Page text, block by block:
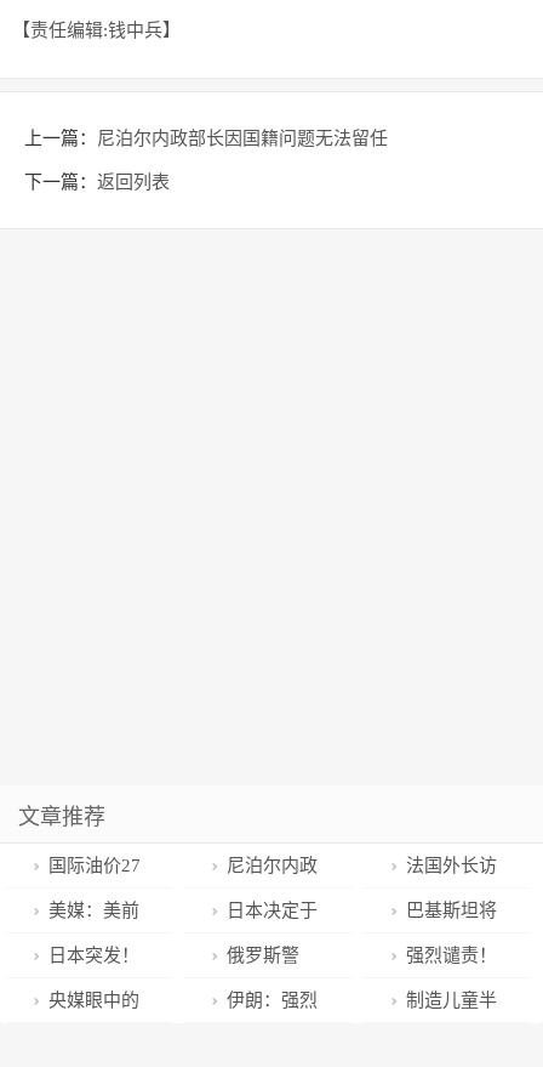
【责任编辑:钱中兵】
上一篇： 尼泊尔内政部长因国籍问题无法留任
下一篇： 返回列表
文章推荐
国际油价27
日下跌
尼泊尔内政
部长因国籍问
题无法留任
法国外长访
问乌克兰敖德
萨 评估援乌相
关议题
美媒：美前
总统和副总统
被要求自查是
日本决定于
5月8日将新冠
下调为与季节
巴基斯坦将
从中国进口的
铁路客车投入
日本突发！
“列车与家用车
俄罗斯警
告，“已接近红
强烈谴责！
“5名中国公民
央媒眼中的 伊朗：强烈 制造儿童半